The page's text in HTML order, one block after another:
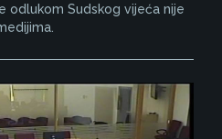
odlukom Sudskog vijeća nije